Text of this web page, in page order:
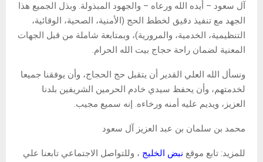
آل سعود – أيده الله ورعاه – والجهود المبذولة. وبذل الجميع هذا
الجهد مع تنفيذ دقيق لخطط الحج (الأمنية، الصحية، الوقائية،
التنظيمية، الخدمية، والمرورية)، وبمتابعة شاملة من قبل الجهات
المعنية لضمان راحة حجاج بيت الله الحرام.
ونسأل الله العلي القدير أن يتقبل حج الحجاج، وأن يوفقنا جميعا
لخدمتهم، وأن يحفظ سيدي خادم الحرمين الشريفين بلدنا
العزيز، ويديم عليه أمنه ورخاءه. إنه سميع مجيب.
محمد بن سلمان بن عبد العزيز آل سعود
للمزيد: تابع موقع نبض الخليج ، وللتواصل الاجتماعي تابعنا علي